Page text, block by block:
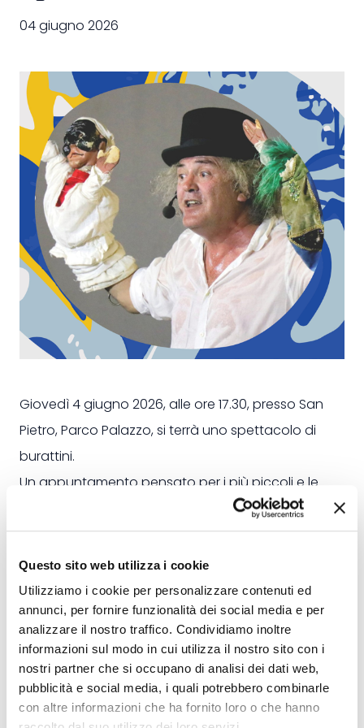
Questo sito web utilizza i cookie
Utilizziamo i cookie per personalizzare contenuti ed
annunci, per fornire funzionalità dei social media e per
analizzare il nostro traffico. Condividiamo inoltre
informazioni sul modo in cui utilizza il nostro sito con i
nostri partner che si occupano di analisi dei dati web,
pubblicità e social media, i quali potrebbero combinarle
con altre informazioni che ha fornito loro o che hanno
04 giugno 2026
Giovedì 4 giugno 2026, alle ore 17.30, presso San
Pietro, Parco Palazzo, si terrà uno spettacolo di
burattini.
Un appuntamento pensato per i più piccoli e le
famiglie, tra fantasia, risate e intrattenimento
all'aria aperta.
Organizzazione: Associazione Ul Suu in Cadrega.
Locandina